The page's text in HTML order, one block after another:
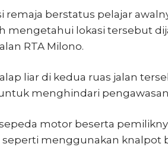
berstatus pelajar
mengetahui lokasi tersebut
RTA Milono.
liar di kedua ruas jalan
menghindari pengawasan
motor beserta
menggunakan knalpot